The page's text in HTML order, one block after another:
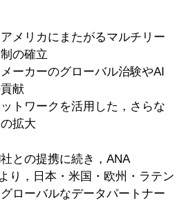
メリカにまたがるマルチリー
の確立
ーカーのグローバル治験やAI
献
トワークを活用した，さらな
拡大
との提携に続き，ANA
り，日本・米国・欧州・ラテン
ローバルなデータパートナー